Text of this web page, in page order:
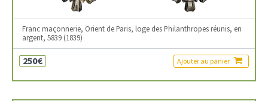
Franc maçonnerie, Orient de Paris, loge des Philanthropes réunis, en
argent, 5839 (1839)
250€ Ajouter au panier